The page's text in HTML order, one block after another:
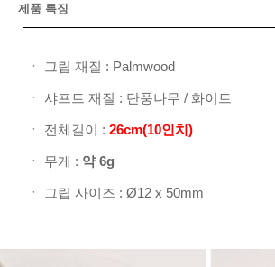
제품 특징
ㆍ 그립 재질 : Palmwood
ㆍ 샤프트 재질 : 단풍나무 / 화이트
ㆍ 전체길이 : 26cm(10인치)
ㆍ 무게 : 약 6g
ㆍ 그립 사이즈 : Ø12 x 50mm